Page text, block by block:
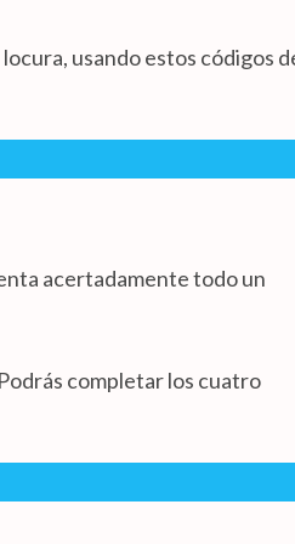
usando estos códigos
acertadamente todo un
completar los cuatro